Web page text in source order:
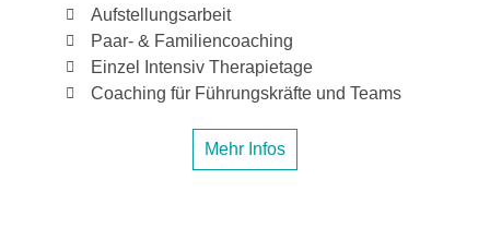
Aufstellungsarbeit
Paar- & Familiencoaching
Einzel Intensiv Therapietage
Coaching für Führungskräfte und Teams
Mehr Infos